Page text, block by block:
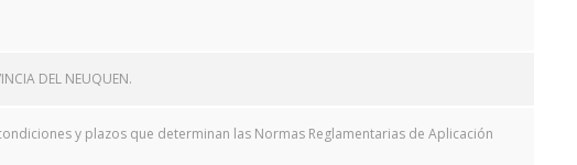
DEL NEUQUEN.
y plazos que determinan las Normas Reglamentarias de Aplicación